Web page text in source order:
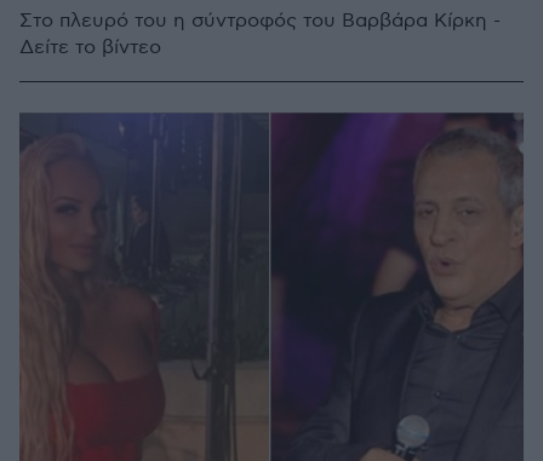
Στο πλευρό του η σύντροφός του Βαρβάρα Κίρκη -
Δείτε το βίντεο